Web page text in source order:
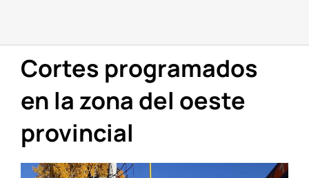
Cortes programados
en la zona del oeste
provincial